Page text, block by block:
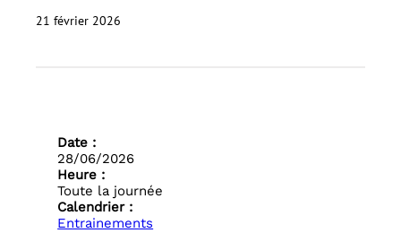
21 février 2026
Date :
28/06/2026
Heure :
Toute la journée
Calendrier :
Entrainements